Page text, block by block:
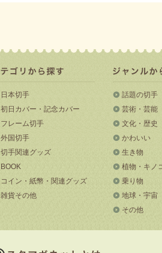
日本切手
初日カバー・記念カバー
フレーム切手
外国切手
切手関連グッズ
BOOK
コイン・紙幣・関連グッズ
雑貨その他
話題の切手
芸術・芸能
文化・歴史
かわいい
生き物
植物・キノ
乗り物
地球・宇宙
その他